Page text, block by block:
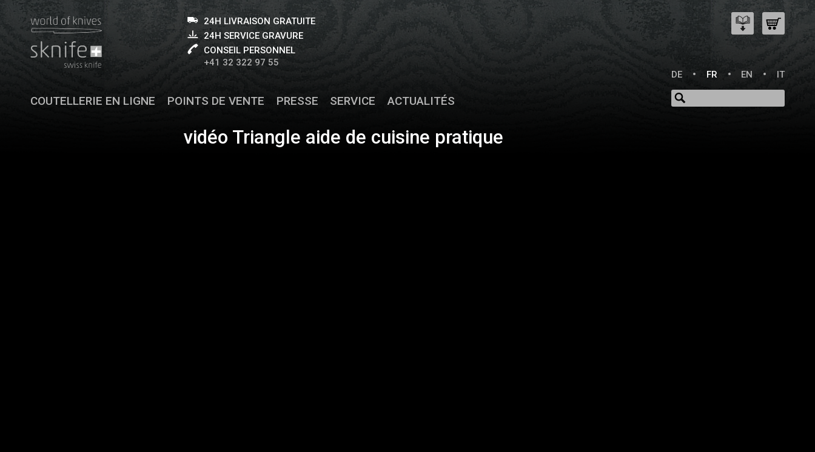
24H LIVRAISON GRATUITE
24H SERVICE GRAVURE
CONSEIL PERSONNEL
+41 32 322 97 55
DE
FR EN IT
COUTELLERIE EN LIGNE POINTS DE VENTE PRESSE SERVICE ACTUALITÉS
vidéo Triangle aide de cuisine pratique